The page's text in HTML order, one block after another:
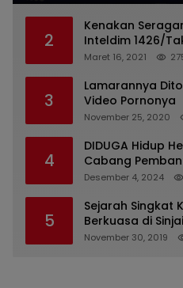
2
Kenakan
Inteldim 1426/
Kasatpol PP
Maret 16, 2021
3
Lamarannya
Video Pornonya
November 25, 2020
4
DIDUGA Hidup
Cabang
Indonesia Unit
Milyaran Rupiah
Terdaftar, OJK
Desember 4, 2024
5
Sejarah Singkat
Berkuasa di Sinjai
November 30, 2019